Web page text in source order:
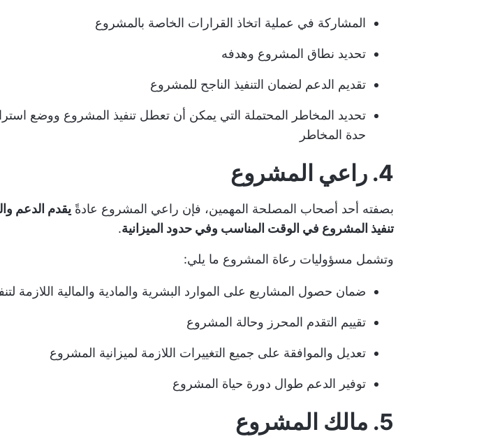
المشاركة في عملية اتخاذ القرارات الخاصة بالمشروع
تحديد نطاق المشروع وهدفه
تقديم الدعم لضمان التنفيذ الناجح للمشروع
تحديد المخاطر المحتملة التي يمكن أن تعطل تنفيذ المشروع ووضع
حدة المخاطر
4. راعي المشروع
بصفته أحد أصحاب المصلحة المهمين، فإن راعي المشروع عادةً يقدم الدعم
تنفيذ المشروع في الوقت المناسب وفي حدود الميزانية.
وتشمل مسؤوليات رعاة المشروع ما يلي:
ضمان حصول المشاريع على الموارد البشرية والمادية والمالية اللازمة
تقييم التقدم المحرز وحالة المشروع
تعديل والموافقة على جميع التغييرات اللازمة لميزانية المشروع
توفير الدعم طوال دورة حياة المشروع
5. مالك المشروع